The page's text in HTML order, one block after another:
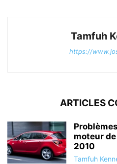
Tamfuh
https://
ARTICLES
moteur de
2010
Tamfuh